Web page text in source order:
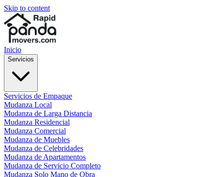
Skip to content
Inicio
Servicios
Servicios de Empaque
Mudanza Local
Mudanza de Larga Distancia
Mudanza Residencial
Mudanza Comercial
Mudanza de Muebles
Mudanza de Celebridades
Mudanza de Apartamentos
Mudanza de Servicio Completo
Mudanza Solo Mano de Obra